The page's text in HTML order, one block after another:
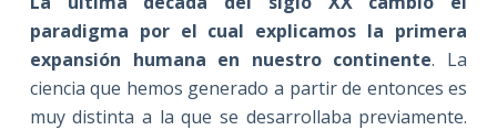
paradigma por el cual explicamos la primera
expansión humana en nuestro continente. La
ciencia que hemos generado a partir de entonces es
muy distinta a la que se desarrollaba previamente.